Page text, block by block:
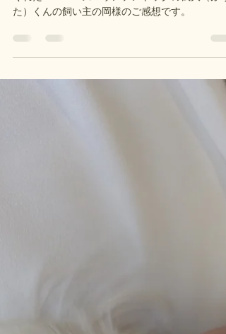
しつけコース（1カ月クイックコース）を受講し
た）くんの飼い主の岡様のご感想です。